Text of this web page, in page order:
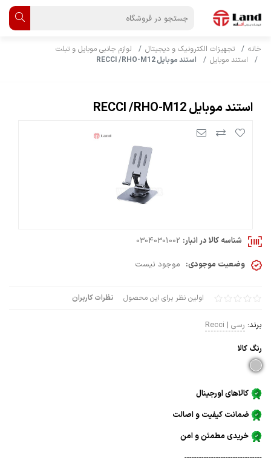
خانه تجهیزات الکترونیک و دیجیتال
لوازم جانبی موبایل و تبلت
استند موبایل
استند موبایل RECCI /RHO-M12
استند موبایل RECCI /RHO-M12
اولین نظر برای این محصول نظرات کاربران
برند: رسی | Recci
رنگ كالا
کالاهای اورجینال
ضمانت کیفیت و اصالت
خریدی مطمئن و امن
--------------------------------
شناسه کالا در انبار: 03040301002
وضعیت موجودی: موجود نیست